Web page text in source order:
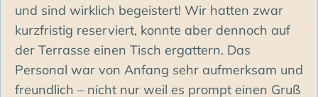
und sind wirklich begeistert! Wir hatten zwar
kurzfristig reserviert, konnte aber dennoch auf
der Terrasse einen Tisch ergattern. Das
Personal war von Anfang sehr aufmerksam und
freundlich – nicht nur weil es prompt einen Gruß